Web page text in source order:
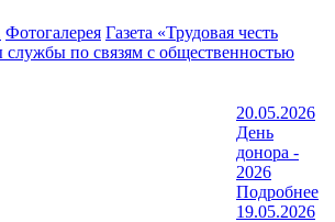
Фотогалерея Газета «Трудовая честь
службы по связям с общественностью
20.05.2026
День
донора -
2026
Подробнее
19.05.2026